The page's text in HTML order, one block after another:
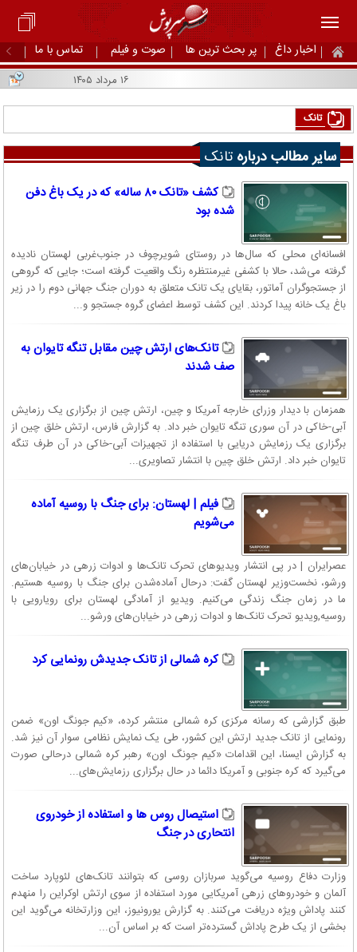
اخبار داغ پر بحث ترین ها صوت و فیلم تماس با ما
تانک
سایر مطالب دربارهتانک
کشف «تانک ۸۰ ساله» که در یک باغ دفن
شده بود
افسانه‌ای محلی که سال‌ها در روستای شویرچوف در جنوب‌غربی لهستان نادیده
گرفته می‌شد، حالا با کشفی غیرمنتظره رنگ واقعیت گرفته است؛ جایی که گروهی
از جستجوگران آماتور، بقایای یک تانک متعلق به دوران جنگ جهانی دوم را در زیر
باغ یک خانه پیدا کردند. این کشف توسط اعضای گروه جستجو و...
تانک‌های ارتش چین مقابل تنگه تایوان به
صف شدند
همزمان با دیدار وزرای خارجه آمریکا و چین، ارتش چین از برگزاری یک رزمایش
آبی-خاکی در آن سوری تنگه تایوان خبر داد. به گزارش فارس، ارتش خلق چین از
برگزاری یک رزمایش دریایی با استفاده از تجهیزات آبی-خاکی در آن طرف تنگه
تایوان خبر داد. ارتش خلق چین با انتشار تصاویری...
فیلم | لهستان: برای جنگ با روسیه آماده
می‌شویم
عصرایران | در پی انتشار ویدیو‌های تحرک تانک‌ها و ادوات زرهی در خیابان‌های
ورشو، نخست‌وزیر لهستان گفت: درحال آماده‌شدن برای جنگ با روسیه هستیم.
ما در زمان جنگ زندگی می‌کنیم. ویدیو از آمادگی لهستان برای رویارویی با
روسیه,ویدیو تحرک تانک‌ها و ادوات زرهی در خیابان‌های ورشو...
کره شمالی از تانک جدیدش رونمایی کرد
طبق گزارشی که رسانه مرکزی کره شمالی منتشر کرده، «کیم جونگ اون» ضمن
رونمایی از تانک جدید ارتش این کشور، طی یک نمایش نظامی سوار آن نیز شد.
به گزارش ایسنا، این اقدامات «کیم جونگ اون» رهبر کره شمالی درحالی صورت
می‌گیرد که کره جنوبی و آمریکا دائما در حال برگزاری رزمایش‌های...
استیصال روس ها و استفاده از خودروی
انتحاری در جنگ
وزارت دفاع روسیه می‌گوید سربازان روسی که بتوانند تانک‌های لئوپارد ساخت
آلمان و خودروهای زرهی آمریکایی مورد استفاده از سوی ارتش اوکراین را منهدم
کنند پاداش ویژه دریافت می‌کنند. به گزارش یورونیوز، این وزارتخانه می‌گوید این
بخشی از یک طرح پاداش گسترده‌تر است که بر اساس آن...